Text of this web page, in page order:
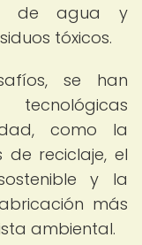
de agua y
tóxicos.
se han
tecnológicas
como la
reciclaje, el
y la
más
ambiental.